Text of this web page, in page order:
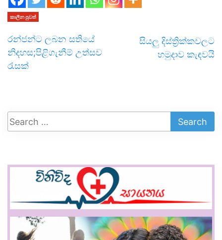
කාලීන පුවත්
රන්ජන්ට ලබන සතියේ
නිදහස;පිළිගැනීම් උත්සව
රැසක්
සියලු දිස්ත්‍රික්කවලට
හමුදාව කැඳවයි